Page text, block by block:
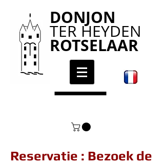
DONJON
TER HEYDEN
ROTSELAAR
Reservatie : Bezoek de